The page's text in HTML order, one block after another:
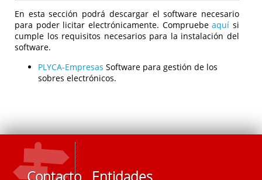
En esta sección podrá descargar el software necesario
para poder licitar electrónicamente. Compruebeaquí si
cumple los requisitos necesarios para la instalación del
software.
PLYCA-Empresas Software para gestión de los
sobres electrónicos.